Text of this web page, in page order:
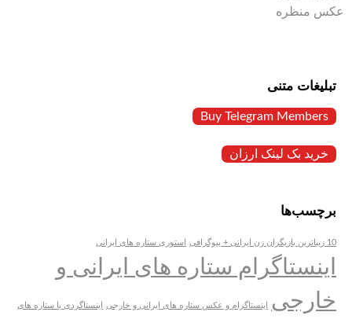
عکس منظره
تبلیغات متنی
Buy Telegram Members
خرید بک لینک ارزان
برچسب‌ها
10 زیباترین بازیگران زن ایرانی + بیوگرافی استوری ستاره های ایرانی
اینستاگرام ستاره های ایرانی و
خارجی
اینستاگرام و عکس ستاره های ایرانی و خارجی اینستاگردی با ستاره های